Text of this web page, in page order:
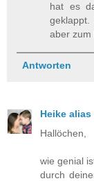
hat es
geklappt.
aber zum
Antworten
Heike alias
Hallöchen,
wie genial
durch